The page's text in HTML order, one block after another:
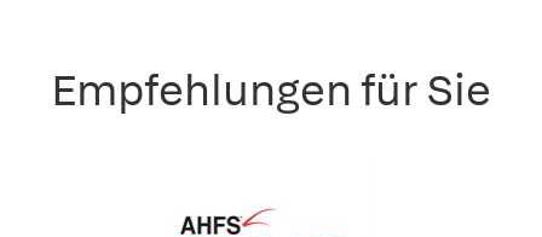
Empfehlungen für Sie